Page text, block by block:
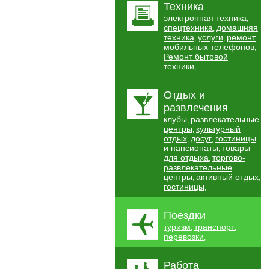
Техника
электронная техника,
спецтехника, домашняя
техника, услуги, ремонт
мобильных телефонов,
Ремонт бытовой
техники,
Отдых и
развлечения
клубы, развлекательные
центры, культурный
отдых, досуг, гостиницы
и пансионаты, товары
для отдыха, торгово-
развлекательные
центры, активный отдых,
гостиницы,
Поездки
туризм, транспорт,
перевозки,
Работа